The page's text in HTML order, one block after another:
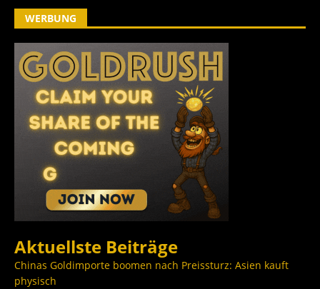
WERBUNG
Aktuellste Beiträge
Chinas Goldimporte boomen nach Preissturz: Asien kauft
physisch